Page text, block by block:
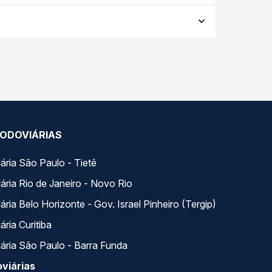
oferta para o seu roteiro.
São Paulo - Tietê
Rio de Janeiro - Novo Rio
Belo Horizonte - Gov. Israel Pinheiro (Tergip)
Curitiba
São Paulo - Barra Funda